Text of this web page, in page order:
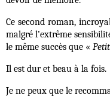
Ce second roman,
malgré l’extrême
le même succès que «
Il est dur et beau à la fois.
Je ne peux que le